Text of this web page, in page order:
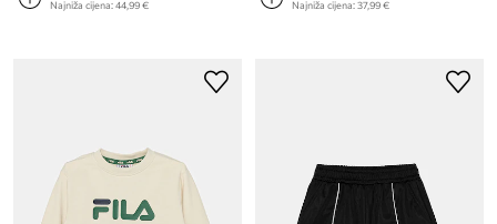
Najniža cijena:44,99 €
Najniža cijena:37,99 €